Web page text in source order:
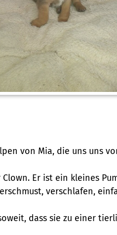
von Mia, die uns uns
Er ist ein kleines
verschlafen,
dass sie zu einer